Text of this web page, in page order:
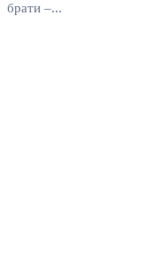
брати –...